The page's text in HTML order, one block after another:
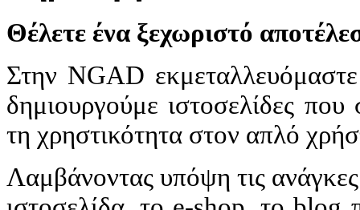
Θέλετε ένα ξεχωριστό
Στην NGAD
δημιουργούμε ιστοσελίδες
τη χρηστικότητα στον απλό
Λαμβάνοντας υπόψη τις